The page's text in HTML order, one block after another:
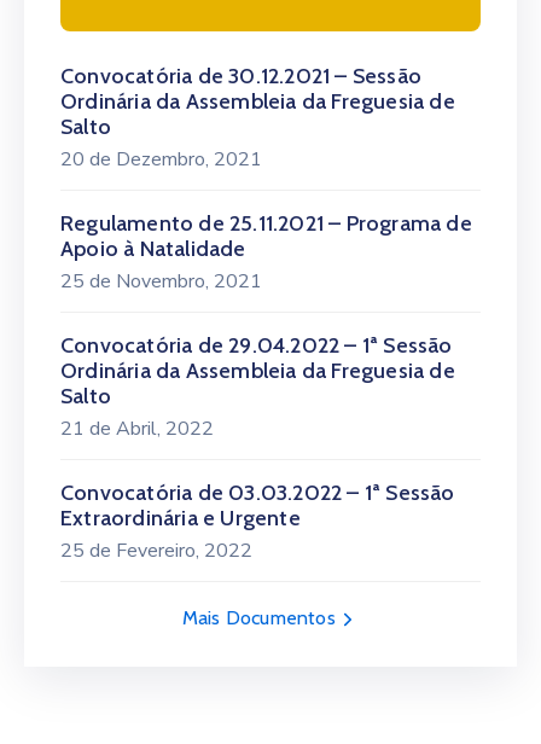
Convocatória de 30.12.2021 – Sessão
Ordinária da Assembleia da Freguesia de
Salto
20 de Dezembro, 2021
Regulamento de 25.11.2021 – Programa de
Apoio à Natalidade
25 de Novembro, 2021
Convocatória de 29.04.2022 – 1ª Sessão
Ordinária da Assembleia da Freguesia de
Salto
21 de Abril, 2022
Convocatória de 03.03.2022 – 1ª Sessão
Extraordinária e Urgente
25 de Fevereiro, 2022
Mais Documentos